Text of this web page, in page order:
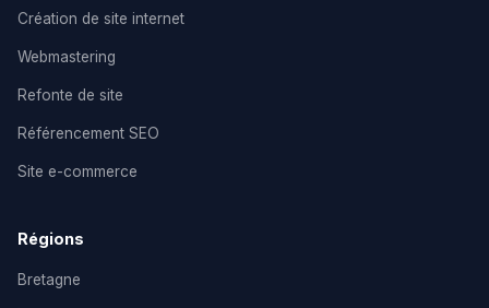
Création de site internet
Webmastering
Refonte de site
Référencement SEO
Site e-commerce
Régions
Bretagne